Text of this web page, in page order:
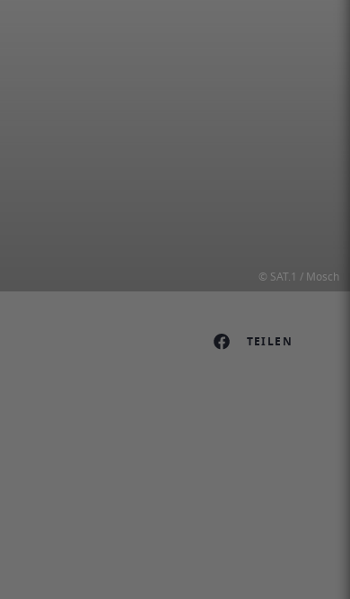
© SAT.1 / Mosch
TEILEN